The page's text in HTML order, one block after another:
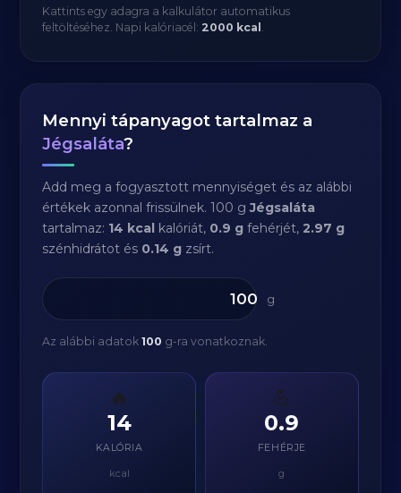
Kattints egy adagra a kalkulátor automatikus
feltöltéséhez. Napi kalóriacél: 2000 kcal .
Mennyi tápanyagot tartalmaz a
Jégsaláta?
Add meg a fogyasztott mennyiséget és az alábbi
értékek azonnal frissülnek. 100 gJégsaláta
tartalmaz: 14 kcal kalóriát, 0.9 g fehérjét,2.97 g
szénhidrátot és 0.14 g zsírt.
g
Az alábbi adatok100 g-ra vonatkoznak.
🔥
14
KALÓRIA
kcal
💪
0.9
FEHÉRJE
g